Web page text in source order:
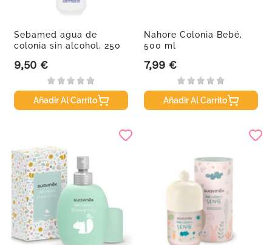
Sebamed agua de
colonia sin alcohol, 250
Precio
9,50 €
Añadir Al Carrito
Nahore Colonia Bebé,
500 ml
Precio
7,99 €
Añadir Al Carrito